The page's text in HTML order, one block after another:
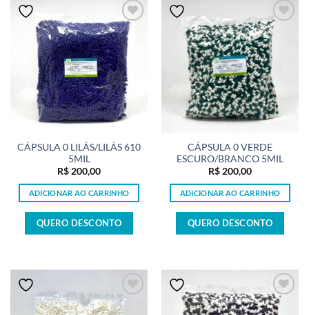
CÁPSULA 0 LILÁS/LILÁS 610
5MIL
R$200,00
ADICIONAR AO CARRINHO
QUERO DESCONTO
CÁPSULA 0 VERDE
ESCURO/BRANCO 5MIL
R$200,00
ADICIONAR AO CARRINHO
QUERO DESCONTO